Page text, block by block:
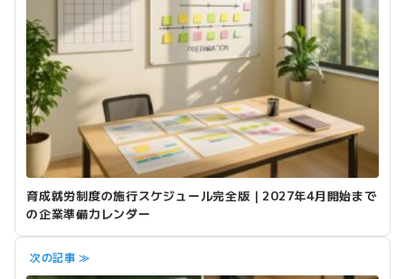
育成就労制度の施行スケジュール完全版｜2027年4月開始まで
の企業準備カレンダー
次の記事 ≫